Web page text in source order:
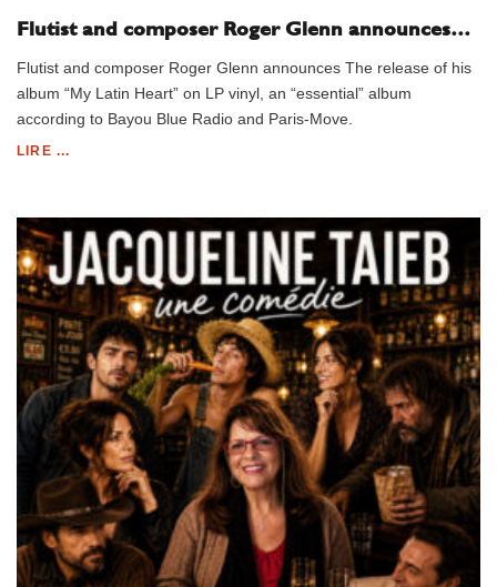
Flutist and composer Roger Glenn announces…
Flutist and composer Roger Glenn announces The release of his
album “My Latin Heart” on LP vinyl, an “essential” album
according to Bayou Blue Radio and Paris-Move.
LIRE ...